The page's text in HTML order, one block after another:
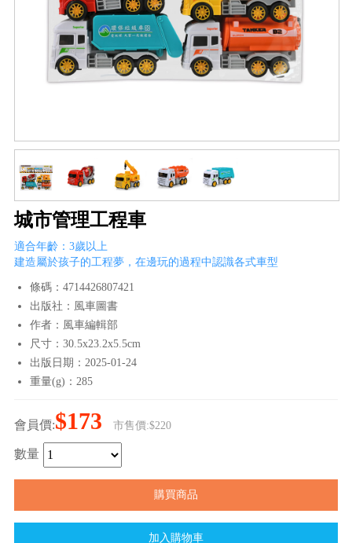
海外購物免煩惱！點我查看『海外購物流程說明』
城市管理工程車
適合年齡：3歲以上
建造屬於孩子的工程夢，在邊玩的過程中認識各式車型
條碼：4714426807421
出版社：風車圖書
作者：風車編輯部
尺寸：30.5x23.2x5.5cm
出版日期：2025-01-24
重量(g)：285
會員價:$173 市售價:$220
數量